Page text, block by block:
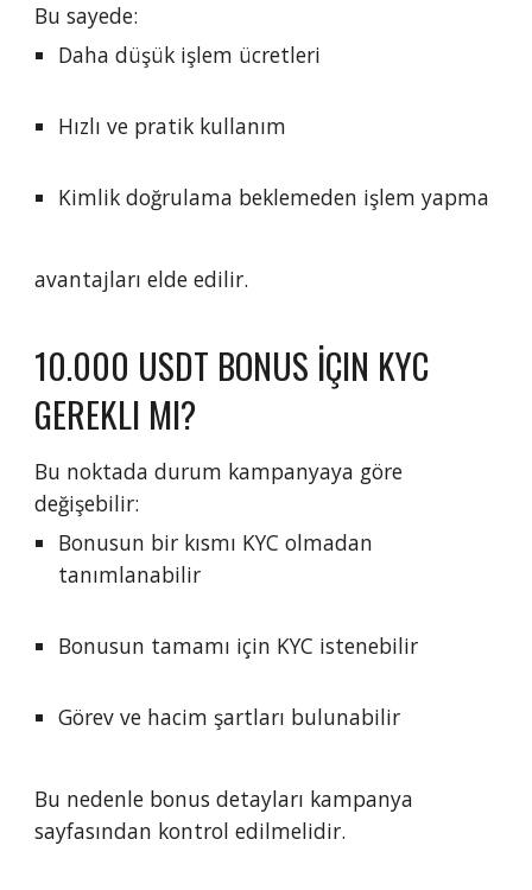
Bu sayede:
Daha düşük işlem ücretleri
Hızlı ve pratik kullanım
Kimlik doğrulama beklemeden işlem yapma
avantajları elde edilir.
10.000 USDT BONUS İÇIN KYC
GEREKLI MI?
Bu noktada durum kampanyaya göre
değişebilir:
Bonusun bir kısmı KYC olmadan
tanımlanabilir
Bonusun tamamı için KYC istenebilir
Görev ve hacim şartları bulunabilir
Bu nedenle bonus detayları kampanya
sayfasından kontrol edilmelidir.